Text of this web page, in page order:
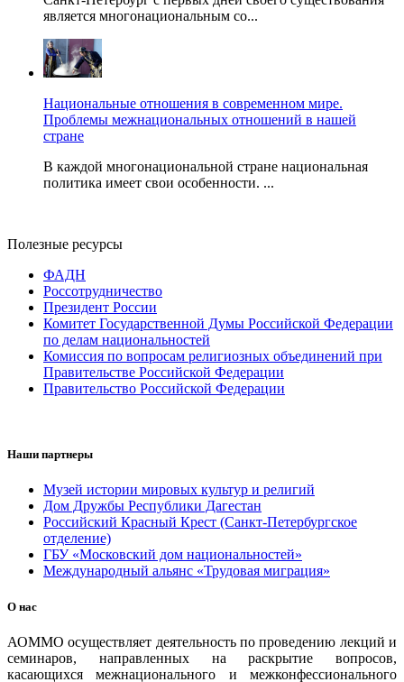
является многонациональным со...
Национальные отношения в современном мире.
Проблемы межнациональных отношений в нашей
стране
В каждой многонациональной стране национальная
политика имеет свои особенности. ...
Полезные ресурсы
ФАДН
Россотрудничество
Президент России
Комитет Государственной Думы Российской Федерации
по делам национальностей
Комиссия по вопросам религиозных объединений при
Правительстве Российской Федерации
Правительство Российской Федерации
Наши партнеры
Музей истории мировых культур и религий
Дом Дружбы Республики Дагестан
Российский Красный Крест (Санкт-Петербургское
отделение)
ГБУ «Московский дом национальностей»
Международный альянс «Трудовая миграция»
О нас
АОММО осуществляет деятельность по проведению лекций и
семинаров, направленных на раскрытие вопросов,
касающихся межнационального и межконфессионального